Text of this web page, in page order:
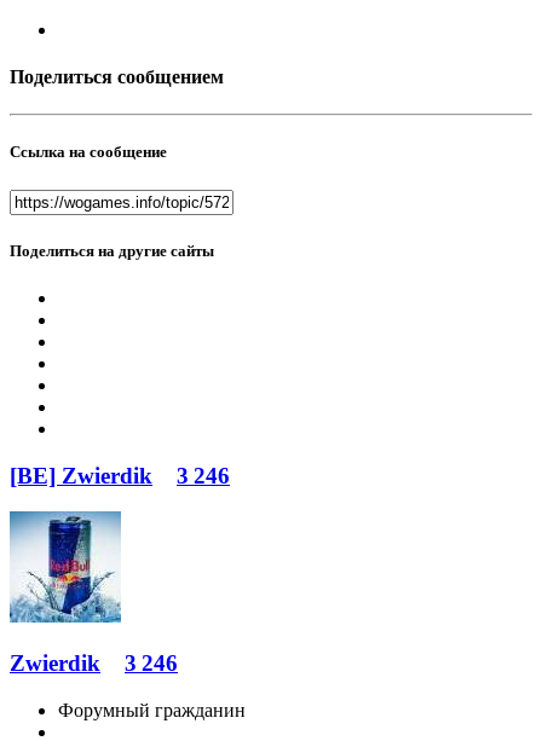
Поделиться сообщением
Ссылка на сообщение
Поделиться на другие сайты
[BE] Zwierdik 3 246
Zwierdik 3 246
Форумный гражданин